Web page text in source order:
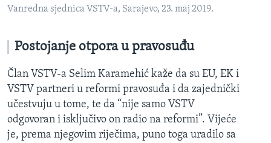
Vanredna sjednica VSTV-a, Sarajevo, 23. maj 2019.
Postojanje otpora u pravosuđu
Član VSTV-a Selim Karamehić kaže da su EU, EK i
VSTV partneri u reformi pravosuđa i da zajednički
učestvuju u tome, te da “nije samo VSTV
odgovoran i isključivo on radio na reformi”. Vijeće
je, prema njegovim riječima, puno toga uradilo sa